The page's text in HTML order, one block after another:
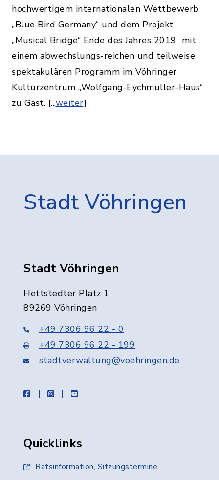
hochwertigem internationalen Wettbewerb
„Blue Bird Germany“ und dem Projekt
„Musical Bridge“ Ende des Jahres 2019 mit
einem abwechslungs-reichen und teilweise
spektakulären Programm im Vöhringer
Kulturzentrum „Wolfgang-Eychmüller-Haus“
zu Gast. [...weiter]
Stadt Vöhringen
Stadt Vöhringen
Hettstedter Platz 1
89269 Vöhringen
+49 7306 96 22 - 0
+49 7306 96 22 - 199
stadtverwaltung@voehringen.de
facebookinstagramyoutube
Quicklinks
Ratsinformation, Sitzungstermine